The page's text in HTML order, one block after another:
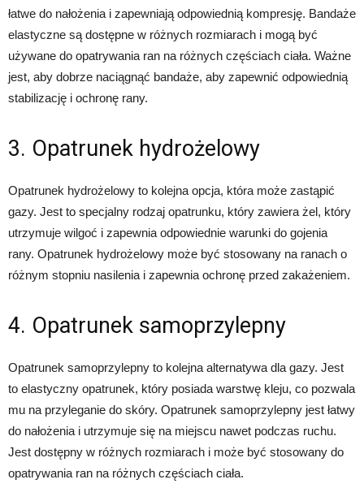
łatwe do nałożenia i zapewniają odpowiednią kompresję. Bandaże
elastyczne są dostępne w różnych rozmiarach i mogą być
używane do opatrywania ran na różnych częściach ciała. Ważne
jest, aby dobrze naciągnąć bandaże, aby zapewnić odpowiednią
stabilizację i ochronę rany.
3. Opatrunek hydrożelowy
Opatrunek hydrożelowy to kolejna opcja, która może zastąpić
gazy. Jest to specjalny rodzaj opatrunku, który zawiera żel, który
utrzymuje wilgoć i zapewnia odpowiednie warunki do gojenia
rany. Opatrunek hydrożelowy może być stosowany na ranach o
różnym stopniu nasilenia i zapewnia ochronę przed zakażeniem.
4. Opatrunek samoprzylepny
Opatrunek samoprzylepny to kolejna alternatywa dla gazy. Jest
to elastyczny opatrunek, który posiada warstwę kleju, co pozwala
mu na przyleganie do skóry. Opatrunek samoprzylepny jest łatwy
do nałożenia i utrzymuje się na miejscu nawet podczas ruchu.
Jest dostępny w różnych rozmiarach i może być stosowany do
opatrywania ran na różnych częściach ciała.